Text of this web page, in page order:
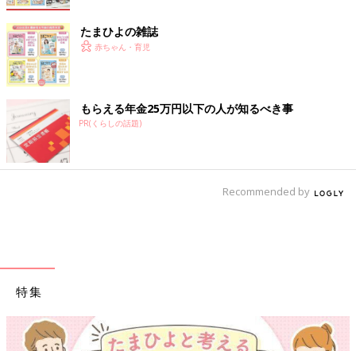
たまひよの雑誌
赤ちゃん・育児
もらえる年金25万円以下の人が知るべき事
PR(くらしの話題)
Recommended by
特集